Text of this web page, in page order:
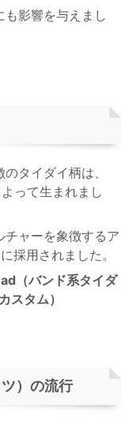
影響を与えまし
タイダイ柄は、
って生まれまし
チャーを象徴するア
採用されました。
（バンド系タイダ
スタム）
）の流行